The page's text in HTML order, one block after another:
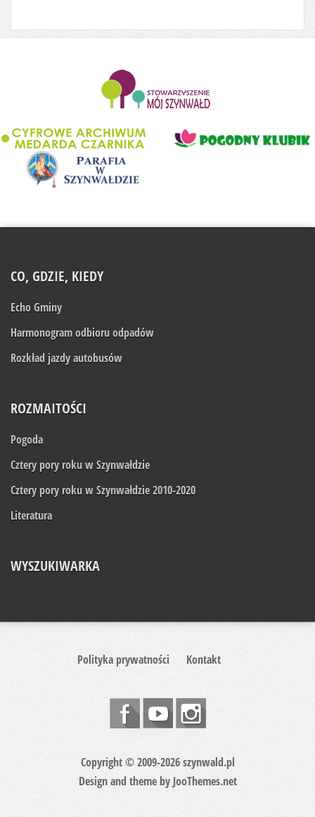
CO, GDZIE, KIEDY
Echo Gminy
Harmonogram odbioru odpadów
Rozkład jazdy autobusów
ROZMAITOŚCI
Pogoda
Cztery pory roku w Szynwałdzie
Cztery pory roku w Szynwałdzie 2010-2020
Literatura
WYSZUKIWARKA
Polityka prywatności Kontakt
Copyright © 2009-2026 szynwald.pl
Design and theme by JooThemes.net